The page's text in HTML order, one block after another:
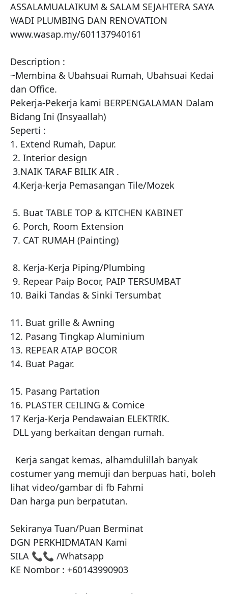
ASSALAMUALAIKUM & SALAM SEJAHTERA SAYA
WADI PLUMBING DAN RENOVATION
www.wasap.my/601137940161
Description :
~Membina & Ubahsuai Rumah, Ubahsuai Kedai
dan Office.
Pekerja-Pekerja kami BERPENGALAMAN Dalam
Bidang Ini (Insyaallah)
Seperti :
1. Extend Rumah, Dapur.
10. Baiki Tandas & Sinki Tersumbat
11. Buat grille & Awning
12. Pasang Tingkap Aluminium
13. REPEAR ATAP BOCOR
14.️ Buat Pagar.
15. Pasang Partation
16. PLASTER CEILING & Cornice
17 Kerja-Kerja Pendawaian ELEKTRIK.
️ DLL yang berkaitan dengan rumah.
costumer yang memuji dan berpuas hati, boleh
lihat video/gambar di fb Fahmi
Dan harga pun berpatutan.
Sekiranya Tuan/Puan Berminat
DGN PERKHIDMATAN Kami
SILA 📞📞 /Whatsapp
KE Nombor : +60143990903